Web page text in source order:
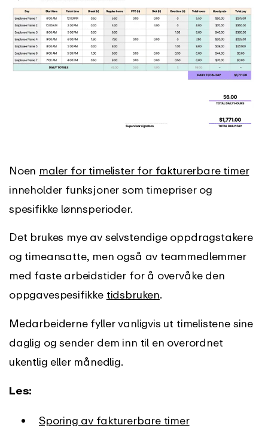
Noen maler for timelister for fakturerbare timer
inneholder funksjoner som timepriser og
spesifikke lønnsperioder.
Det brukes mye av selvstendige oppdragstakere
og timeansatte, men også av teammedlemmer
med faste arbeidstider for å overvåke den
oppgavespesifikke tidsbruken.
Medarbeiderne fyller vanligvis ut timelistene sine
daglig og sender dem inn til en overordnet
ukentlig eller månedlig.
Les:
Sporing av fakturerbare timer